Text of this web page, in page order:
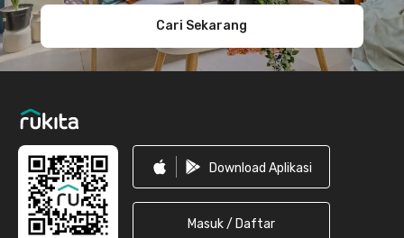
Cari Sekarang
Download Aplikasi
Masuk / Daftar